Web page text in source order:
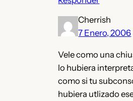
Cherrish
7 Enero, 2006
Vele como una
lo hubiera
como si tu
hubiera utlizado